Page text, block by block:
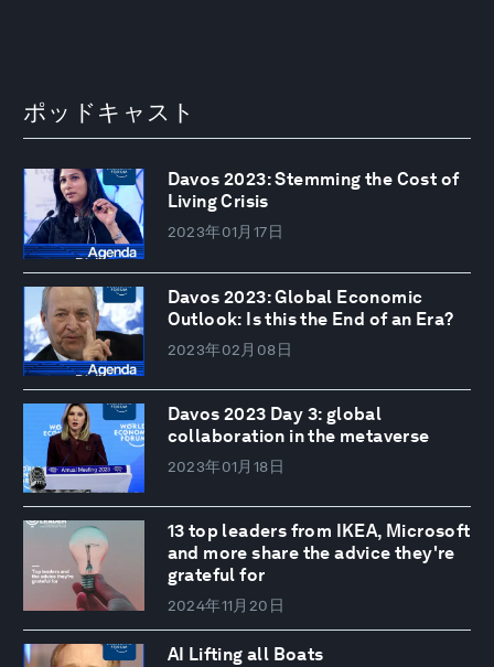
ポッドキャスト
Davos 2023: Stemming the Cost of
Living Crisis
2023年01月17日
Davos 2023: Global Economic
Outlook: Is this the End of an Era?
2023年02月08日
Davos 2023 Day 3: global
collaboration in the metaverse
2023年01月18日
13 top leaders from IKEA, Microsoft
and more share the advice they're
grateful for
2024年11月20日
AI Lifting all Boats